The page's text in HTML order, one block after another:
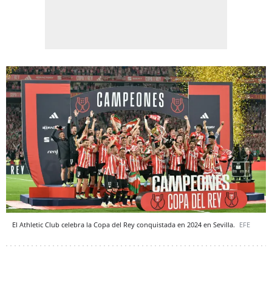
El Athletic Club celebra la Copa del Rey conquistada en 2024 en Sevilla. EFE